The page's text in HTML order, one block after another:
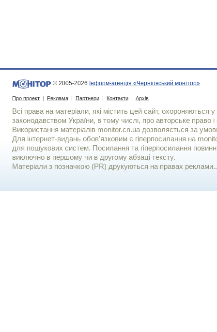
© 2005-2026 Інформ-агенція «Чернігівський монітор»
Про проект | Реклама | Партнери | Контакти | Архів
Всі права на матеріали, які містить цей сайт, охороняються у
законодавством України, в тому числі, про авторське право і
Використання матерiалiв monitor.cn.ua дозволяється за
Для iнтернет-видань обов'язковим є гiперпосилання на
для пошукових систем. Посилання та гіперпосилання
виключно в першому чи в другому абзаці тексту.
Матеріали з позначкою (PR) друкуються на правах реклами..